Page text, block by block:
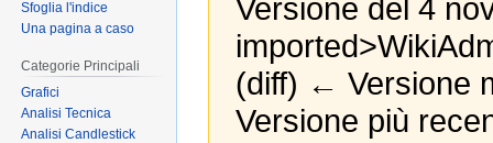
Versione del 4
(diff) ← Versione
Versione più
Sfoglia l'indice
Una pagina a caso
Categorie Principali
Grafici
Analisi Tecnica
Analisi Candlestick